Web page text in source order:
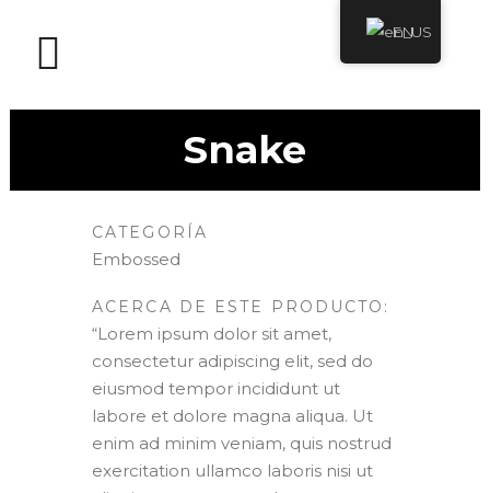
Snake
CATEGORÍA
Embossed
ACERCA DE ESTE PRODUCTO:
“Lorem ipsum dolor sit amet,
consectetur adipiscing elit, sed do
eiusmod tempor incididunt ut
labore et dolore magna aliqua. Ut
enim ad minim veniam, quis nostrud
exercitation ullamco laboris nisi ut
EN